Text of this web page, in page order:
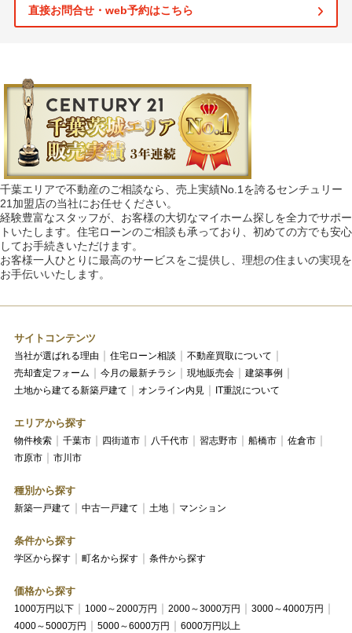
直接お問合せ・web予約はこちら
千葉エリアで不動産のご相談なら、売上実績No.1を誇るセンチュリー
21加盟店の当社にお任せください。
経験豊富なスタッフが、お客様の大切なマイホーム探しを全力でサポー
トいたします。住宅ローンのご相談も承っており、初めての方でも安心
してお手続きいただけます。
お客様一人ひとりに最高のサービスをご提供し、理想の住まいの実現を
お手伝いいたします。
サイトコンテンツ
当社が選ばれる理由 住宅ローン相談
不動産買取について
売却査定フォーム
今月の最新チラシ 現地販売会
建築事例
土地から建てる新築戸建て
オンライン内見 IT重説について
エリアから探す
物件検索 千葉市 四街道市 八千代市 習志野市 船橋市
佐倉市
市原市
市川市
種別から探す
新築一戸建て 中古一戸建て 土地 マンション
条件から探す
学区から探す 町名から探す 条件から探す
価格から探す
1000万円以下 1000～2000万円 2000～3000万円
3000～4000万円
4000～5000万円
5000～6000万円 6000万円以上